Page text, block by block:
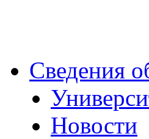
Сведения
Новости